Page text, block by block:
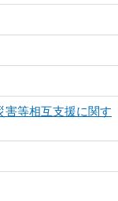
等相互支援に関す